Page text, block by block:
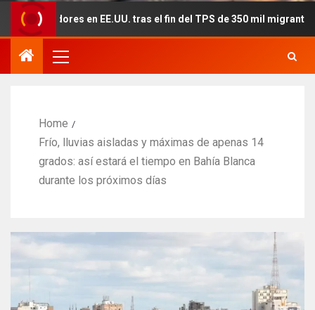
en EE.UU. tras el fin del TPS de 350 mil migrantes
Home
Frío, lluvias aisladas y máximas de apenas 14
grados: así estará el tiempo en Bahía Blanca
durante los próximos días​